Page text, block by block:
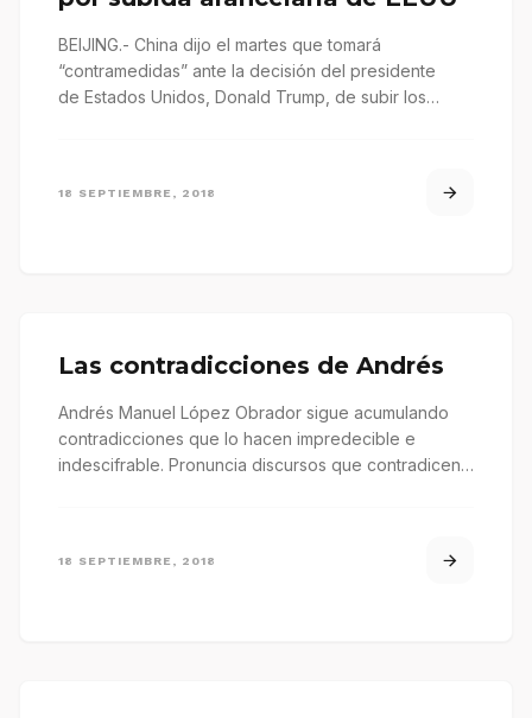
BEIJING.- China dijo el martes que tomará
“contramedidas” ante la decisión del presidente
de Estados Unidos, Donald Trump, de subir los
18 SEPTIEMBRE, 2018
Las contradicciones de Andrés
Andrés Manuel López Obrador sigue acumulando
contradicciones que lo hacen impredecible e
indescifrable. Pronuncia discursos que contradicen
18 SEPTIEMBRE, 2018